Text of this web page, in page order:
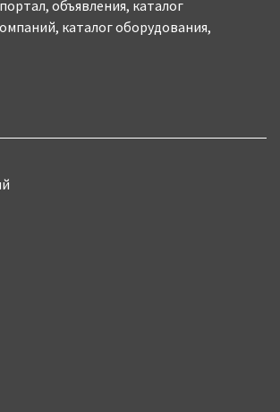
объявления, каталог
каталог оборудования,